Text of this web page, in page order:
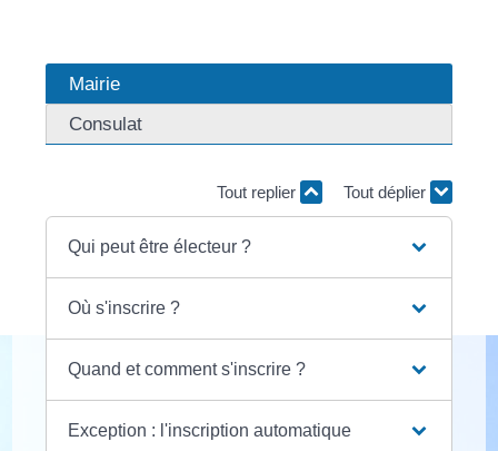
Mairie
Consulat
Tout replier Tout déplier
Qui peut être électeur ?
Où s'inscrire ?
Quand et comment s'inscrire ?
Exception : l'inscription automatique